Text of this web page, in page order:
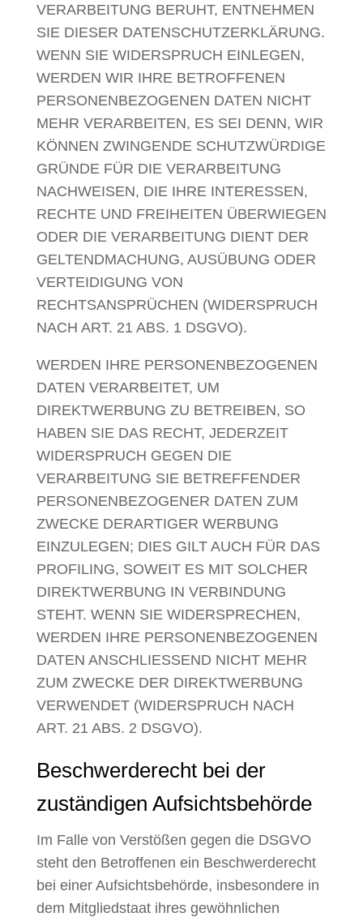
VERARBEITUNG BERUHT, ENTNEHMEN
SIE DIESER DATENSCHUTZERKLÄRUNG.
WENN SIE WIDERSPRUCH EINLEGEN,
WERDEN WIR IHRE BETROFFENEN
PERSONENBEZOGENEN DATEN NICHT
MEHR VERARBEITEN, ES SEI DENN, WIR
KÖNNEN ZWINGENDE SCHUTZWÜRDIGE
GRÜNDE FÜR DIE VERARBEITUNG
NACHWEISEN, DIE IHRE INTERESSEN,
RECHTE UND FREIHEITEN ÜBERWIEGEN
ODER DIE VERARBEITUNG DIENT DER
GELTENDMACHUNG, AUSÜBUNG ODER
VERTEIDIGUNG VON
RECHTSANSPRÜCHEN (WIDERSPRUCH
NACH ART. 21 ABS. 1 DSGVO).
WERDEN IHRE PERSONENBEZOGENEN
DATEN VERARBEITET, UM
DIREKTWERBUNG ZU BETREIBEN, SO
HABEN SIE DAS RECHT, JEDERZEIT
WIDERSPRUCH GEGEN DIE
VERARBEITUNG SIE BETREFFENDER
PERSONENBEZOGENER DATEN ZUM
ZWECKE DERARTIGER WERBUNG
EINZULEGEN; DIES GILT AUCH FÜR DAS
PROFILING, SOWEIT ES MIT SOLCHER
DIREKTWERBUNG IN VERBINDUNG
STEHT. WENN SIE WIDERSPRECHEN,
WERDEN IHRE PERSONENBEZOGENEN
DATEN ANSCHLIESSEND NICHT MEHR
ZUM ZWECKE DER DIREKTWERBUNG
VERWENDET (WIDERSPRUCH NACH
ART. 21 ABS. 2 DSGVO).
Beschwerde­recht bei der
zuständigen Aufsichts­behörde
Im Falle von Verstößen gegen die DSGVO
steht den Betroffenen ein Beschwerderecht
bei einer Aufsichtsbehörde, insbesondere in
dem Mitgliedstaat ihres gewöhnlichen